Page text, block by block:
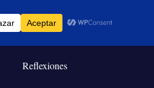
Reflexiones